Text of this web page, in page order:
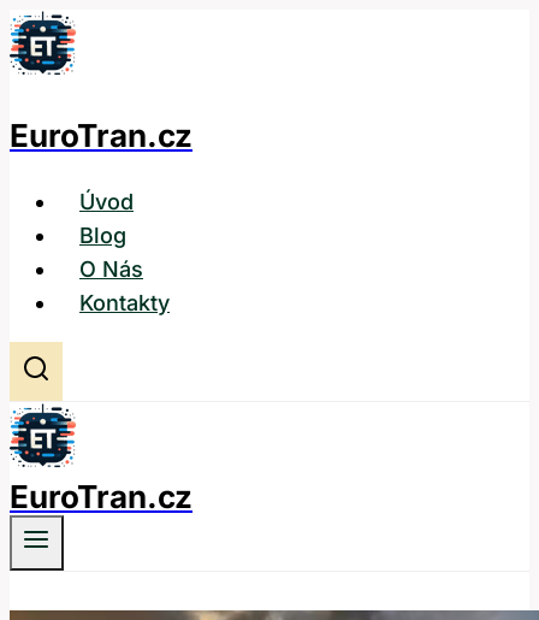
Přeskočit
na
EuroTran.cz
Úvod
Blog
O Nás
Kontakty
EuroTran.cz